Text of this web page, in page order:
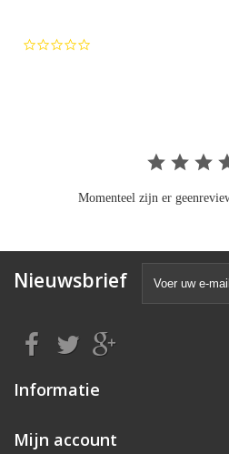
Momenteel zijn er
Nieuwsbrief
Informatie
Mijn account